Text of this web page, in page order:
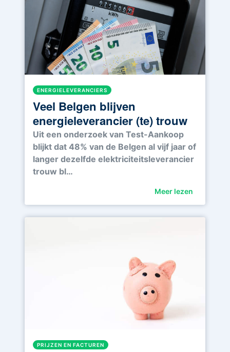
ENERGIELEVERANCIERS
Veel Belgen blijven
energieleverancier (te) trouw
Uit een onderzoek van Test-Aankoop
blijkt dat 48% van de Belgen al vijf jaar of
langer dezelfde elektriciteitsleverancier
trouw bl…
Meer lezen
PRIJZEN EN FACTUREN